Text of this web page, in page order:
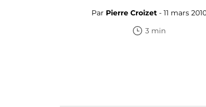
Par Pierre Croizet - 11 mars
3 min